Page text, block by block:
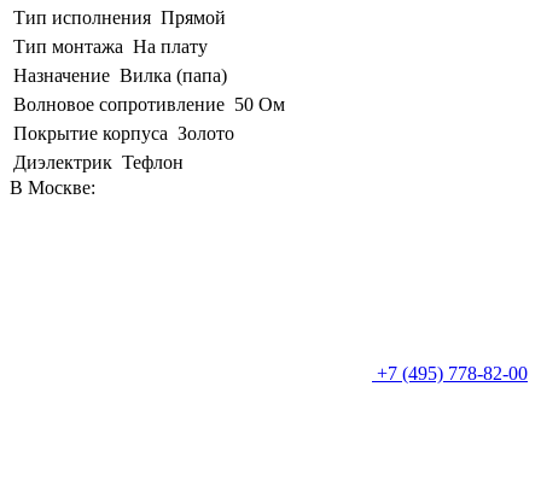
Тип исполнения Прямой
Тип монтажа На плату
Назначение Вилка (папа)
Волновое сопротивление 50 Ом
Покрытие корпуса Золото
Диэлектрик Тефлон
В Москве:
+7 (495) 778-82-00